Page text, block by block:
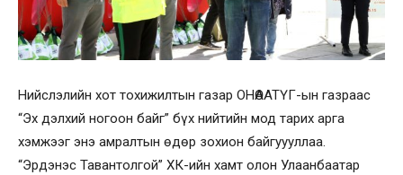
Нийслэлийн хот тохижилтын газар ОНӨААТҮГ-ын газраас
“Эх дэлхий ногоон байг” бүх нийтийн мод тарих арга
хэмжээг энэ амралтын өдөр зохион байгуууллаа.
“Эрдэнэс Тавантолгой” ХК-ийн хамт олон Улаанбаатар